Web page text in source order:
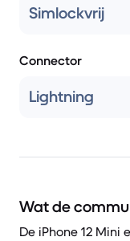
Simlockvrij
Connector
Lightning
Wat de
De iPhone 12 Mini